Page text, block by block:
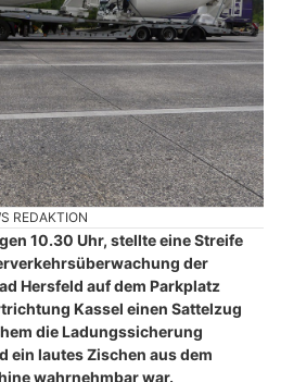
REDAKTION
10.30 Uhr, stellte eine Streife
der
Hersfeld auf dem Parkplatz
Kassel einen Sattelzug
die Ladungssicherung
ein lautes Zischen aus dem
wahrnehmbar war.